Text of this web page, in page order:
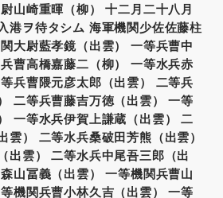
山崎重暉（柳） 十二月二十八月
港ヲ待タシム 海軍機関少佐佐藤柱
大尉藍孝鏡（出雲） 一等兵曹中
曹高橋嘉藤二（柳） 一等水兵赤
兵曹隈元彦太郎（出雲） 二等兵
二等兵曹藤吉万徳（出雲） 一等
一等水兵伊賀上謙蔵（出雲） 二
雲） 二等水兵桑破田芳熊（出雲）
出雲） 二等水兵中尾吾三郎（出
山冨義（出雲） 一等機関兵曹山
機関兵曹小林久吉（出雲） 一等